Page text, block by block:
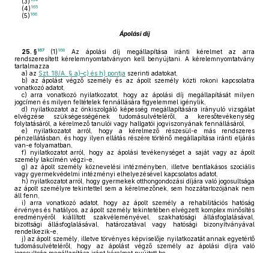
(4) 165
(5) 166
Ápolási díj
25. §167 (1) 168
Az ápolási díj megállapítása iránti kérelmet az arra
rendszeresített kérelemnyomtatványon kell benyújtani. A kérelemnyomtatvány
tartalmazza
a) az Szt. 18/A. § a)–c) és h) pontja szerinti adatokat,
b) az ápolást végző személy és az ápolt személy közti rokoni kapcsolatra
vonatkozó adatot,
c) arra vonatkozó nyilatkozatot, hogy az ápolási díj megállapítását milyen
jogcímen és milyen feltételek fennállására figyelemmel igénylik,
d) nyilatkozatot az önkiszolgáló képesség megállapítására irányuló vizsgálat
elvégzése szükségességének tudomásulvételéről, a keresőtevékenység
folytatásáról, a kérelmező tanulói vagy hallgatói jogviszonyának fennállásáról,
e) nyilatkozatot arról, hogy a kérelmező részesül-e más rendszeres
pénzellátásban, és hogy ilyen ellátás részére történő megállapítása iránti eljárás
van-e folyamatban,
f) nyilatkozatot arról, hogy az ápolási tevékenységet a saját vagy az ápolt
személy lakcímén végzi-e,
g) az ápolt személy köznevelési intézményben, illetve bentlakásos szociális
vagy gyermekvédelmi intézményi elhelyezésével kapcsolatos adatot,
h) nyilatkozatot arról, hogy gyermekek otthongondozási díjára való jogosultsága
az ápolt személyre tekintettel sem a kérelmezőnek, sem hozzátartozójának nem
áll fenn,
i) arra vonatkozó adatot, hogy az ápolt személy a rehabilitációs hatóság
érvényes és hatályos, az ápolt személy tekintetében elvégzett komplex minősítés
eredményéről kiállított szakvéleményével, szakhatósági állásfoglalásával,
bizottsági állásfoglalásával, határozatával vagy hatósági bizonyítványával
rendelkezik-e,
j) az ápolt személy, illetve törvényes képviselője nyilatkozatát annak egyetértő
tudomásulvételéről, hogy az ápolást végző személy az ápolási díjra való